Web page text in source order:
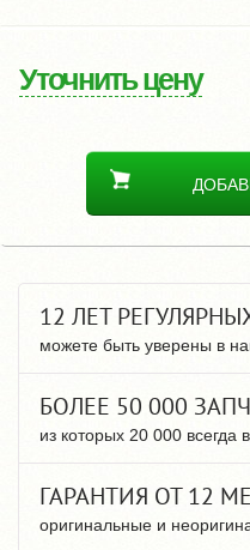
Уточнить цену
12 ЛЕТ
можете быть уверены в
БОЛЕЕ 50 000
из которых 20 000 всегда
ГАРАНТИЯ ОТ 12
оригинальные и